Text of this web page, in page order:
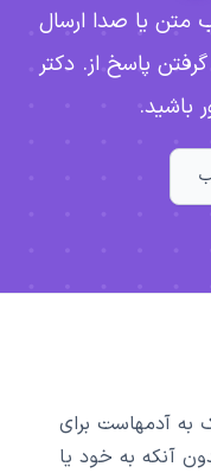
متن یا صدا ارسال
گرفتن پاسخ از. دکتر
باشید.
آدمهاست برای
آنکه به خود یا